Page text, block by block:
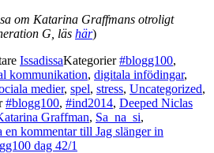
om Katarina Graffmans otroligt
G, läs här)
IssadissaKategorier#blogg100,
kommunikation, digitala infödingar,
medier, spel, stress, Uncategorized,
#blogg100, #ind2014, Deeped Niclas
Graffman, Sa_na_si,
en kommentartill Jag slänger in
dag 42/1